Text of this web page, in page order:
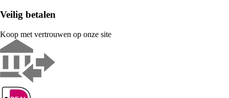
Veilig betalen
Koop met vertrouwen op onze site